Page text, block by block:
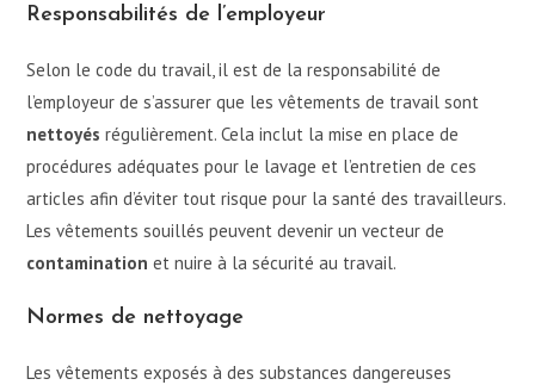
Responsabilités de l’employeur
Selon le code du travail, il est de la responsabilité de
l’employeur de s’assurer que les vêtements de travail sont
nettoyés régulièrement. Cela inclut la mise en place de
procédures adéquates pour le lavage et l’entretien de ces
articles afin d’éviter tout risque pour la santé des travailleurs.
Les vêtements souillés peuvent devenir un vecteur de
contamination et nuire à la sécurité au travail.
Normes de nettoyage
Les vêtements exposés à des substances dangereuses